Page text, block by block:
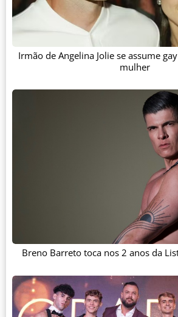
Irmão de Angelina Jolie se assume
mulher
Breno Barreto toca nos 2 anos da